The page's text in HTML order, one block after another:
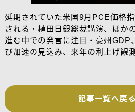
延期されていた米国9月PCE価格
される・植田日銀総裁講演、ほか
進む中での発言に注目・豪州GDP
び加速の見込み、来年の利上げ観
記事一覧へ戻る